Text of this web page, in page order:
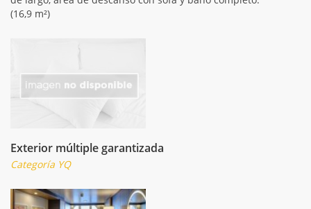
(16,9 m²)
Exterior múltiple garantizada
Categoría YQ